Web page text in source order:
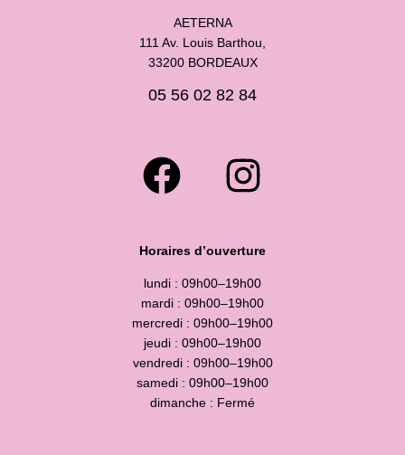
AETERNA
111 Av. Louis Barthou,
33200 BORDEAUX
05 56 02 82 84
Horaires d’ouverture
lundi : 09h00–19h00
mardi : 09h00–19h00
mercredi : 09h00–19h00
jeudi : 09h00–19h00
vendredi : 09h00–19h00
samedi : 09h00–19h00
dimanche : Fermé